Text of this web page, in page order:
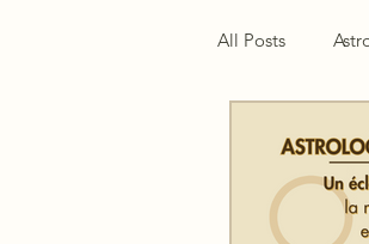
All Posts